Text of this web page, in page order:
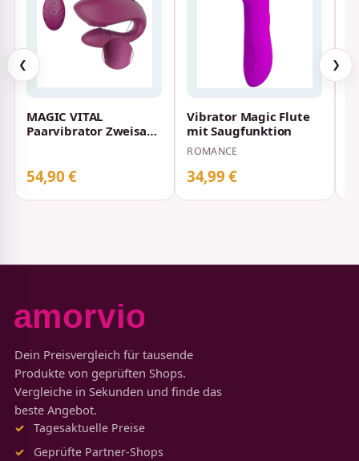
❮
MAGIC VITAL
Paarvibrator Zweisam,
54,90 €
Vibrator Magic Flute
mit Saugfunktion
ROMANCE
34,99 €
❯
Dein Preisvergleich für tausende
Produkte von geprüften Shops.
Vergleiche in Sekunden und finde das
beste Angebot.
Tagesaktuelle Preise
Geprüfte Partner-Shops